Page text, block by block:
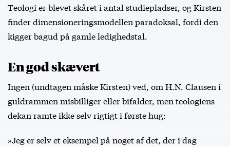
Teologi er blevet skåret i antal studiepladser, og Kirsten
finder dimensioneringsmodellen paradoksal, fordi den
kigger bagud på gamle ledighedstal.
En god skævert
Ingen (undtagen måske Kirsten) ved, om H.N. Clausen i
guldrammen misbilliger eller bifalder, men teologiens
dekan ramte ikke selv rigtigt i første hug:
»Jeg er selv et eksempel på noget af det, der i dag